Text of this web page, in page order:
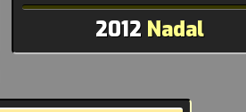
2012 Nadal